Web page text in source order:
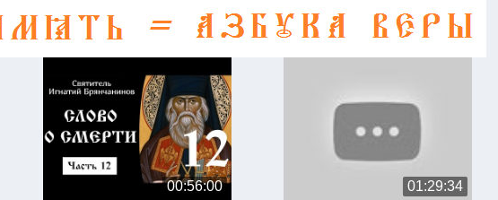
00:56:00 01:29:34